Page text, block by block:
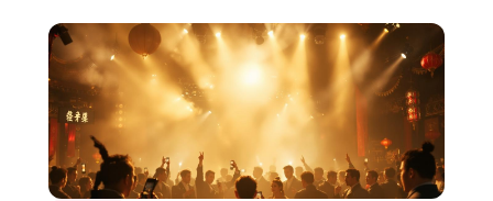
实时掌握星辰影视最新资讯